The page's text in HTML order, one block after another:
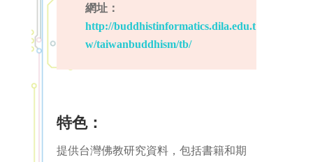
網址：
http://buddhistinformatics.dila.edu.t
w/taiwanbuddhism/tb/
特色：
提供台灣佛教研究資料，包括書籍和期